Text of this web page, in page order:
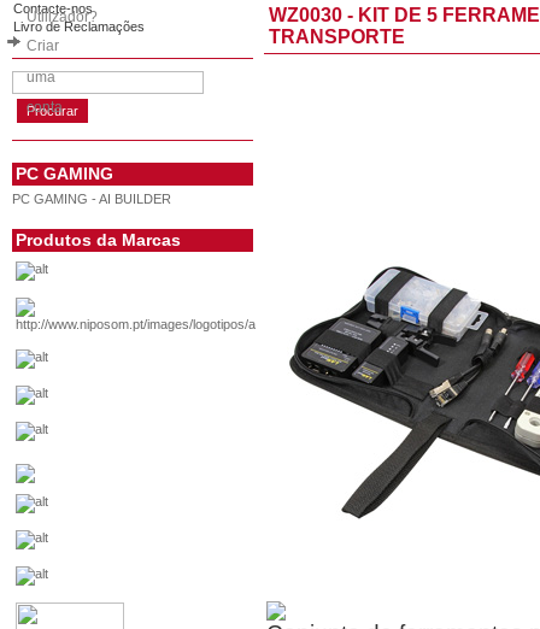
Utilizador?
Criar
uma
conta
Contacte-nos
Livro de Reclamações
PC GAMING
PC GAMING - AI BUILDER
Produtos da Marcas
WZ0030 - KIT DE 5
TRANSPORTE